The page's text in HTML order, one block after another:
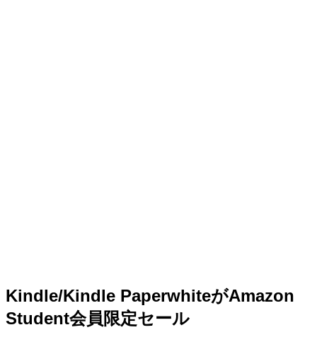
Kindle/Kindle PaperwhiteがAmazon
Student会員限定セール